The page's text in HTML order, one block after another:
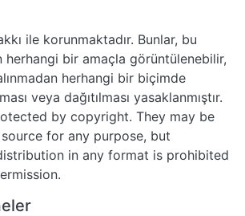
ile korunmaktadır. Bunlar, bu
herhangi bir amaçla görüntülenebilir,
herhangi bir biçimde
veya dağıtılması yasaklanmıştır.
by copyright. They may be
for any purpose, but
in any format is prohibited